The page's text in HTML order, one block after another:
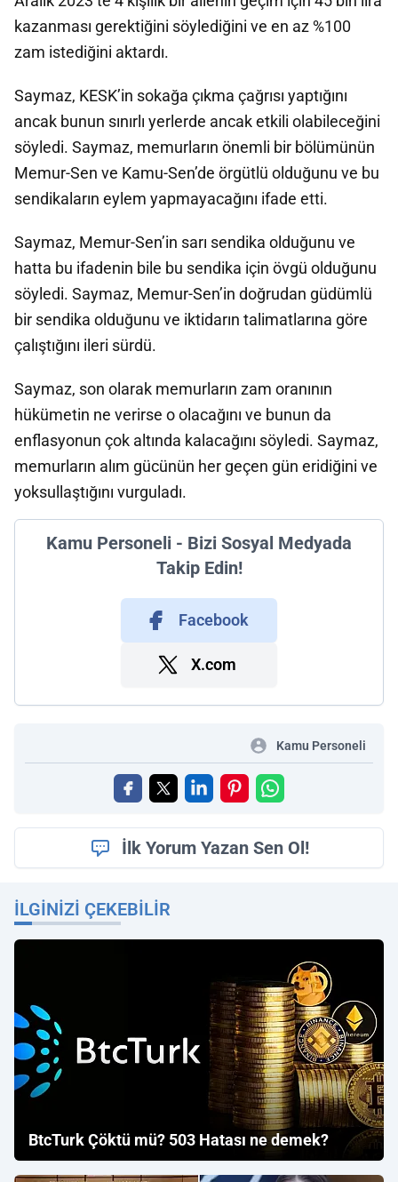
kazanması gerektiğini söylediğini ve en az %100
zam istediğini aktardı.
Saymaz, KESK’in sokağa çıkma çağrısı yaptığını
ancak bunun sınırlı yerlerde ancak etkili olabileceğini
söyledi. Saymaz, memurların önemli bir bölümünün
Memur-Sen ve Kamu-Sen’de örgütlü olduğunu ve bu
sendikaların eylem yapmayacağını ifade etti.
Saymaz, Memur-Sen’in sarı sendika olduğunu ve
hatta bu ifadenin bile bu sendika için övgü olduğunu
söyledi. Saymaz, Memur-Sen’in doğrudan güdümlü
bir sendika olduğunu ve iktidarın talimatlarına göre
çalıştığını ileri sürdü.
Saymaz, son olarak memurların zam oranının
hükümetin ne verirse o olacağını ve bunun da
enflasyonun çok altında kalacağını söyledi. Saymaz,
memurların alım gücünün her geçen gün eridiğini ve
yoksullaştığını vurguladı.
Kamu Personeli - Bizi Sosyal Medyada
Takip Edin!
Facebook
X.com
Kamu Personeli
İlk Yorum Yazan Sen Ol!
İLGINIZI ÇEKEBILIR
BtcTurk Çöktü mü? 503 Hatası ne demek?